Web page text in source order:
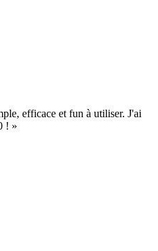
efficace et fun à utiliser. J'ai
! »